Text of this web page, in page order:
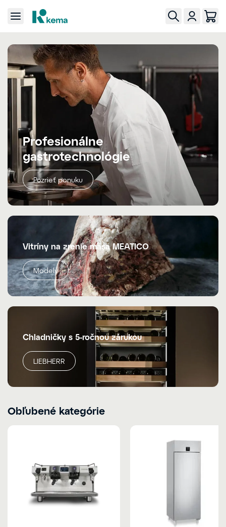
Profesionálne
gastrotechnológie
Pozrieť ponuku
Vitríny na zrenie mäsa MEATICO
Modely
Chladničky s 5-ročnou zárukou
LIEBHERR
Obľubené kategórie